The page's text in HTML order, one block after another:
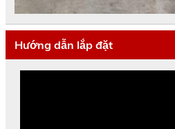
Hướng dẫn lắp đặt